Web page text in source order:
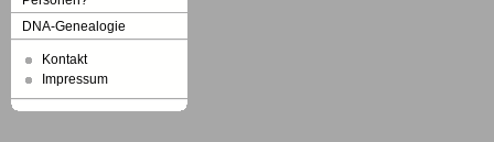
DNA-Genealogie
Kontakt
Impressum